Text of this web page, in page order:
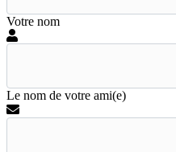
Votre nom
Le nom de votre ami(e)